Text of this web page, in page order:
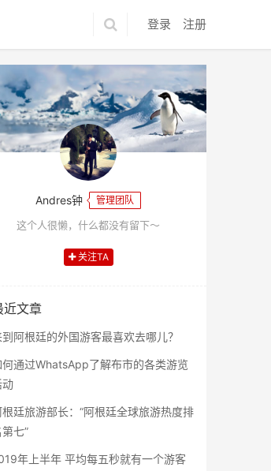
登录 注册
Andres钟 管理团队
这个人很懒，什么都没有留下～
关注TA
近文章
阿根廷的外国游客最喜欢去哪儿？
何通过WhatsApp了解布市的各类游览
动
根廷旅游部长：“阿根廷全球旅游热度排
第七”
年上半年 平均每五秒就有一个游客